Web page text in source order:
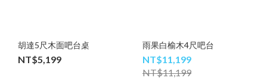
胡達5尺木面吧台桌
NT$5,199
雨果白榆木4尺吧台
NT$11,199
NT$11,199